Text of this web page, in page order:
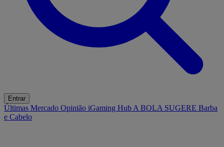
Entrar
Últimas Mercado Opinião iGaming Hub A BOLA SUGERE Barba
e Cabelo